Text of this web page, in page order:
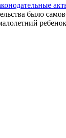
было